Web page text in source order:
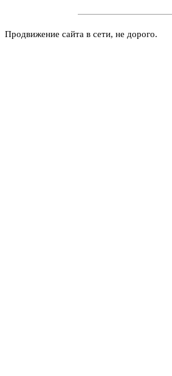
Продвижение сайта в сети, не дорого.